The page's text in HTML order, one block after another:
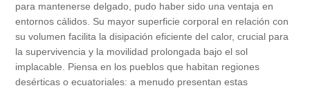
para mantenerse delgado, pudo haber sido una ventaja en
entornos cálidos. Su mayor superficie corporal en relación con
su volumen facilita la disipación eficiente del calor, crucial para
la supervivencia y la movilidad prolongada bajo el sol
implacable. Piensa en los pueblos que habitan regiones
desérticas o ecuatoriales: a menudo presentan estas